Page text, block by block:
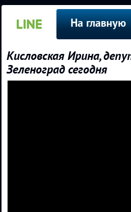
На главную
Кисловская Ирина,
Зеленоград сегодня